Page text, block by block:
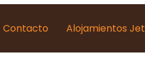
Contacto Alojamientos Jet